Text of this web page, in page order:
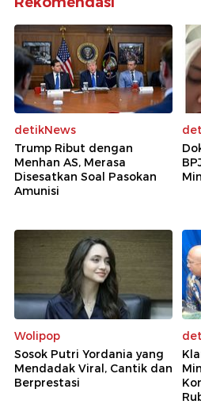
detikNews
Trump Ribut dengan
Menhan AS, Merasa
Disesatkan Soal Pasokan
Amunisi
Wolipop
Sosok Putri Yordania yang
Mendadak Viral, Cantik dan
Berprestasi